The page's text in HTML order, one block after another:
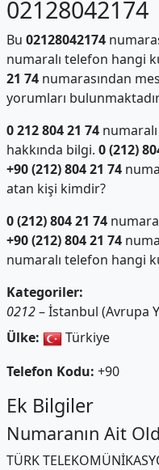
02128042174
Bu 02128042174
numaralı telefon hangi
21 74numarasından
yorumları
0 212 804 21 74
hakkında bilgi. 0 (212)
+90 (212) 804 21 74
atan kişi kimdir?
0 (212) 804 21 74
+90 (212) 804 21 74
numaralı telefon hangi
Kategoriler:
0212– İstanbul (Avrupa
Ülke:
Türkiye
Telefon Kodu: +90
Ek Bilgiler
Numaranın Ait
TÜRK